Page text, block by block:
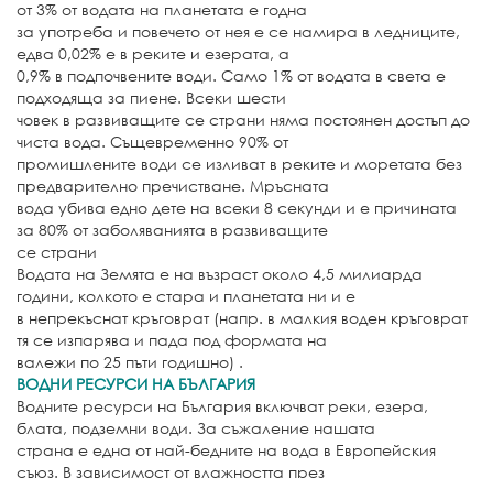
от 3% от водата на планетата е годна
за употреба и повечето от нея е се намира в ледниците,
едва 0,02% е в реките и езерата, а
0,9% в подпочвените води. Само 1% от водата в света е
подходяща за пиене. Всеки шести
човек в развиващите се страни няма постоянен достъп до
чиста вода. Същевременно 90% от
промишлените води се изливат в реките и моретата без
предварително пречистване. Мръсната
вода убива едно дете на всеки 8 секунди и е причината
за 80% от заболяванията в развиващите
се страни
Водата на Земята е на възраст около 4,5 милиарда
години, колкото е стара и планетата ни и е
в непрекъснат кръговрат (напр. в малкия воден кръговрат
тя се изпарява и пада под формата на
валежи по 25 пъти годишно) .
ВОДНИ РЕСУРСИ НА БЪЛГАРИЯ
Водните ресурси на България включват реки, езера,
блата, подземни води. За съжаление нашата
страна е една от най-бедните на вода в Европейския
съюз. В зависимост от влажността през